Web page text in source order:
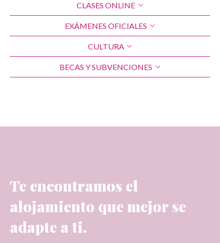
CLASES ONLINE
EXÁMENES OFICIALES
CULTURA
BECAS Y SUBVENCIONES
Te encontramos el
alojamiento que mejor se
adapte a ti.